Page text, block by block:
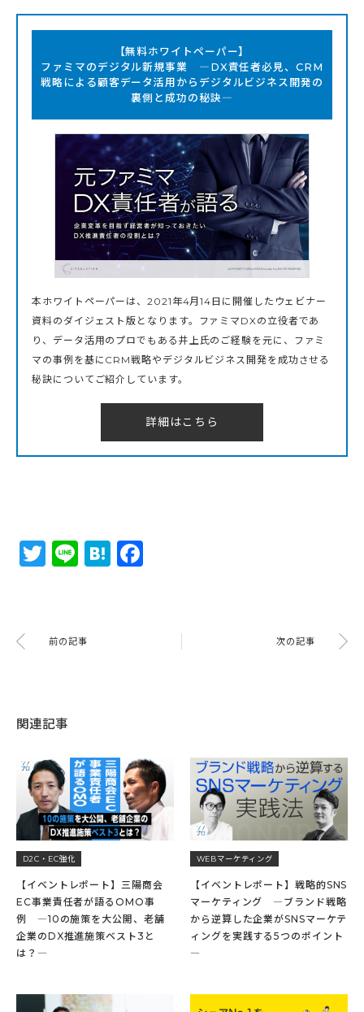
【無料ホワイトペーパー】
ファミマのデジタル新規事業 ―DX責任者必見、CRM
戦略による顧客データ活用からデジタルビジネス開発の
裏側と成功の秘訣―
本ホワイトペーパーは、2021年4月14日に開催したウェビナー
資料のダイジェスト版となります。ファミマDXの立役者であ
り、データ活用のプロでもある井上氏のご経験を元に、ファミ
マの事例を基にCRM戦略やデジタルビジネス開発を成功させる
秘訣についてご紹介しています。
詳細はこちら
Twitter
LineHatena
前の記事 次の記事
関連記事
D2C・EC強化
【イベントレポート】三陽商会
EC事業責任者が語るOMO事
例 ―10の施策を大公開、老舗
企業のDX推進施策ベスト3と
は？―
WEBマーケティング
【イベントレポート】戦略的SNS
マーケティング ―ブランド戦略
から逆算した企業がSNSマーケテ
ィングを実践する5つのポイント
―